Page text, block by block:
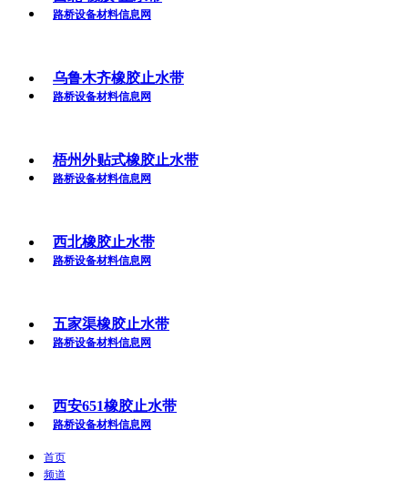
路桥设备材料信息网
乌鲁木齐橡胶止水带
路桥设备材料信息网
梧州外贴式橡胶止水带
路桥设备材料信息网
西北橡胶止水带
路桥设备材料信息网
五家渠橡胶止水带
路桥设备材料信息网
西安651橡胶止水带
路桥设备材料信息网
首页
频道